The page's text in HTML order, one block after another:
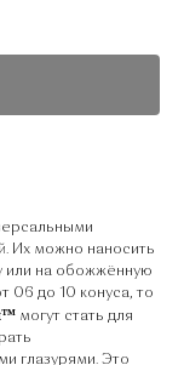
Их можно наносить
или на обожжённую
06 до 10 конуса, то
могут стать для
глазурями. Это